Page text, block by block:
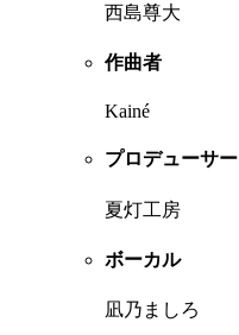
西島尊大
作曲者
Kainé
プロデューサー
夏灯工房
ボーカル
凪乃ましろ